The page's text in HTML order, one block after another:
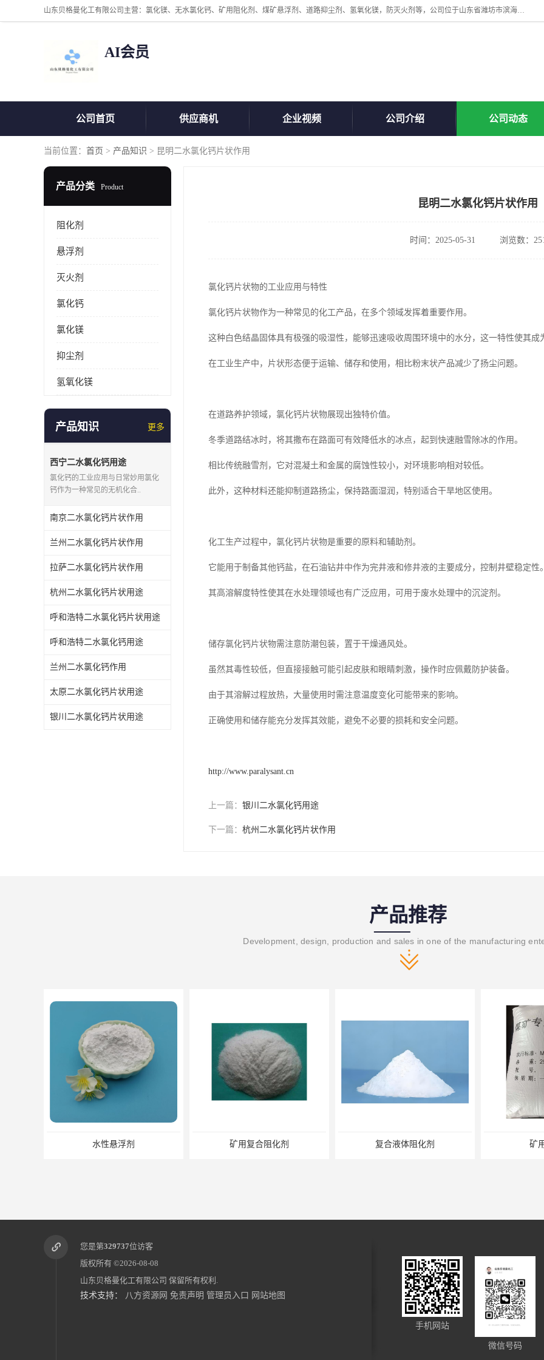
山东贝格曼化工有限公司主营：氯化镁、无水氯化钙、矿用阻化剂、煤矿悬浮剂、道路抑尘剂、氢氧化镁，防灭火剂等，公司位于山东省潍坊市滨海经济开发区,是专业从事对各种精细化工集研究、开发、制造于一体的现代化大型跨境化工企业，公司本着诚信经营、给每一位客户提供专业服务。
AI会员
公司首页 供应商机 企业视频 公司介绍 公司动态
当前位置： 首页 > 产品知识 > 昆明二水氯化钙片状作用
产品分类 Product
阻化剂
悬浮剂
灭火剂
氯化钙
氯化镁
抑尘剂
氢氧化镁
产品知识 更多
西宁二水氯化钙用途
氯化钙的工业应用与日常妙用氯化
钙作为一种常见的无机化合..
南京二水氯化钙片状作用
兰州二水氯化钙片状作用
拉萨二水氯化钙片状作用
杭州二水氯化钙片状用途
呼和浩特二水氯化钙片状用途
呼和浩特二水氯化钙用途
兰州二水氯化钙作用
太原二水氯化钙片状用途
银川二水氯化钙片状用途
昆明二水氯化钙片状作用
时间：2025-05-31 浏览数：
氯化钙片状物的工业应用与特性
氯化钙片状物作为一种常见的化工产品，在多个领域发挥着重要作用。
这种白色结晶固体具有极强的吸湿性，能够迅速吸收周围环境中的水分，这一特性使其成
在工业生产中，片状形态便于运输、储存和使用，相比粉末状产品减少了扬尘问题。
在道路养护领域，氯化钙片状物展现出独特价值。
冬季道路结冰时，将其撒布在路面可有效降低水的冰点，起到快速融雪除冰的作用。
相比传统融雪剂，它对混凝土和金属的腐蚀性较小，对环境影响相对较低。
此外，这种材料还能抑制道路扬尘，保持路面湿润，特别适合干旱地区使用。
化工生产过程中，氯化钙片状物是重要的原料和辅助剂。
它能用于制备其他钙盐，在石油钻井中作为完井液和修井液的主要成分，控制井壁稳定性
其高溶解度特性使其在水处理领域也有广泛应用，可用于废水处理中的沉淀剂。
储存氯化钙片状物需注意防潮包装，置于干燥通风处。
虽然其毒性较低，但直接接触可能引起皮肤和眼睛刺激，操作时应佩戴防护装备。
由于其溶解过程放热，大量使用时需注意温度变化可能带来的影响。
正确使用和储存能充分发挥其效能，避免不必要的损耗和安全问题。
http://www.paralysant.cn
上一篇： 银川二水氯化钙用途
下一篇： 杭州二水氯化钙片状作用
产品推荐
Development, design, production and sales in one of the manufacturing
矿用复合阻化剂 复合液体阻化剂 矿用阻化剂 悬
XLM-1矿用防灭火剂 管道
您是第329737位访客
版权所有 ©2026-08-08
山东贝格曼化工有限公司 保留所有权利.
技术支持： 八方资源网 免责声明 管理员入口 网站地图
手机网站
微信号码